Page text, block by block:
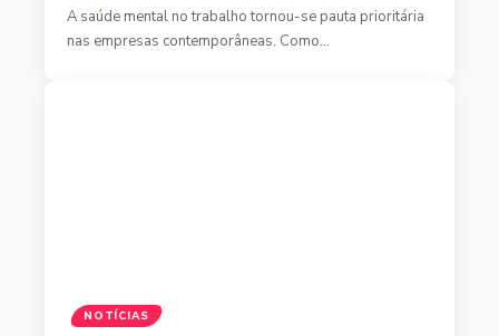
A saúde mental no trabalho tornou-se pauta prioritária
nas empresas contemporâneas. Como…
NOTÍCIAS